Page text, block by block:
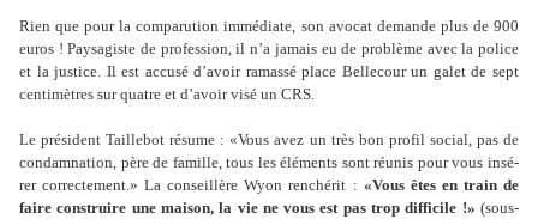
Rien que pour la com­pa­ru­tion immé­diate, son avocat demande plus de 900
euros ! Paysagiste de pro­fes­sion, il n’a jamais eu de pro­blème avec la police
et la jus­tice. Il est accusé d’avoir ramassé place Bellecour un galet de sept
cen­ti­mè­tres sur quatre et d’avoir visé un CRS.
Le pré­si­dent Taillebot résume : «Vous avez un très bon profil social, pas de
condam­na­tion, père de famille, tous les éléments sont réunis pour vous insé­
rer cor­rec­te­ment.» La conseillère Wyon ren­ché­rit : «Vous êtes en train de
faire cons­truire une maison, la vie ne vous est pas trop dif­fi­cile !» (sous-